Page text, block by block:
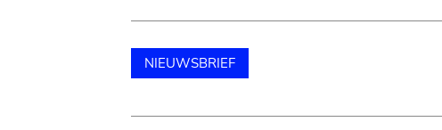
NIEUWSBRIEF